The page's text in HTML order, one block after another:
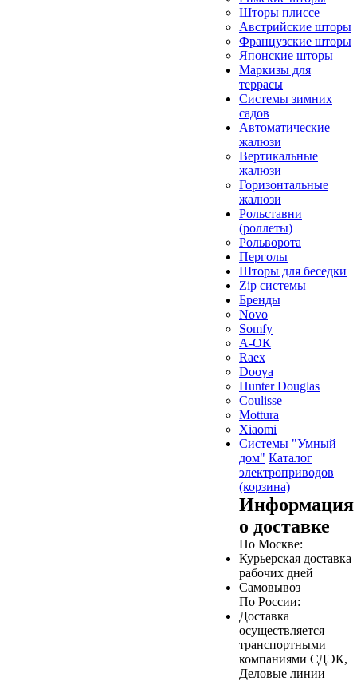
Шторы плиссе
Австрийские шторы
Французские шторы
Японские шторы
Маркизы для
террасы
Системы зимних
садов
Автоматические
жалюзи
Вертикальные
жалюзи
Горизонтальные
жалюзи
Рольставни
(роллеты)
Рольворота
Перголы
Шторы для беседки
Zip системы
Бренды
Novo
Somfy
А-ОК
Raex
Dooya
Hunter Douglas
Coulisse
Mottura
Xiaomi
Системы "Умный
дом" Каталог
электроприводов
(корзина)
Информация
о доставке
По Москве:
Курьерская доставка
рабочих дней
Самовывоз
По России:
Доставка
осуществляется
транспортными
компаниями СДЭК,
Деловые линии